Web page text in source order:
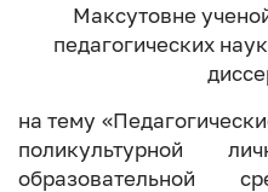
Максутовне
педагогических
на тему
поликультурной
образовательной